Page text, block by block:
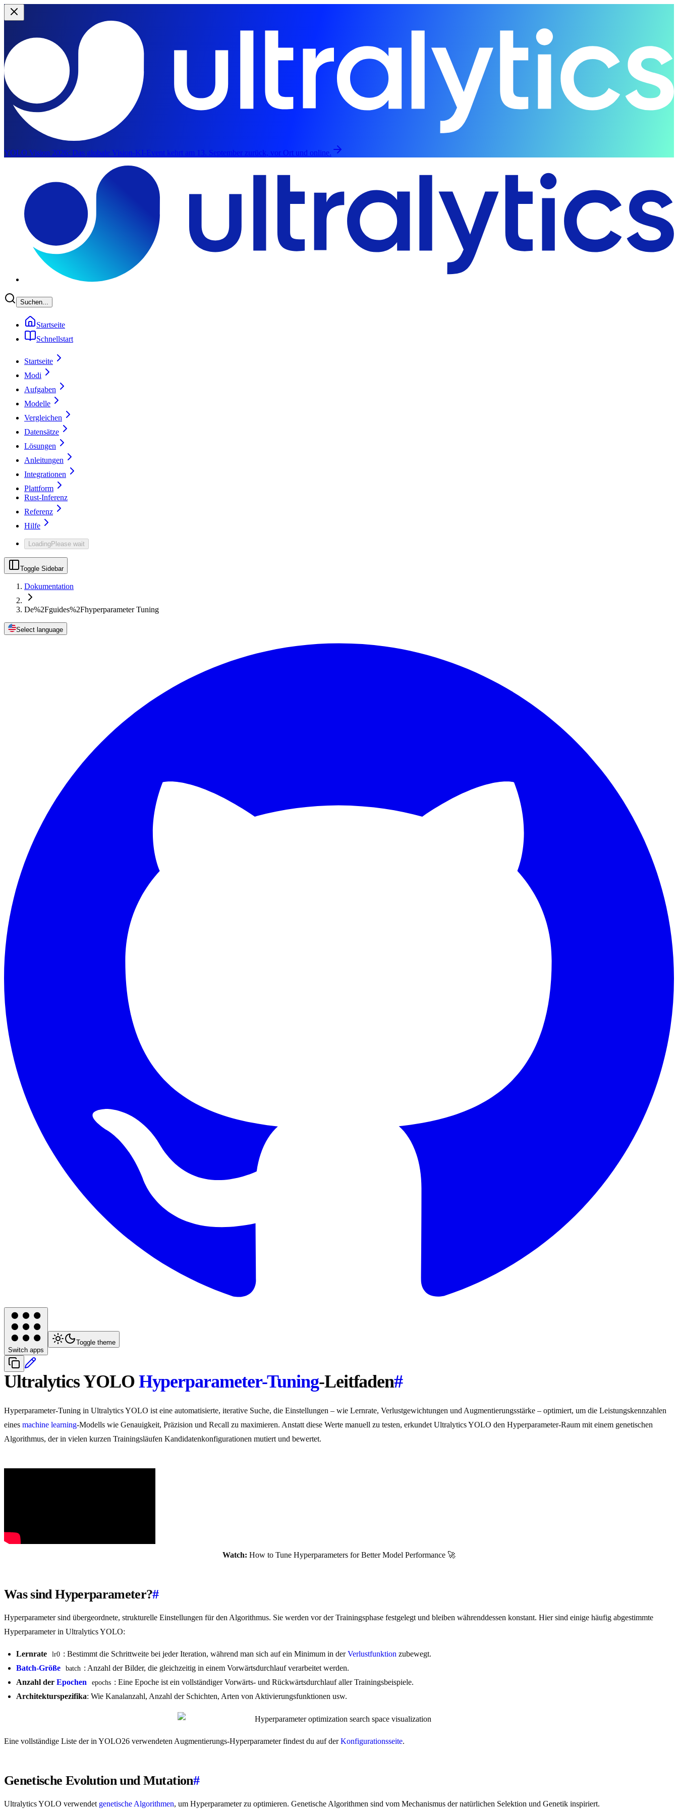
YOLO Vision 2026: Das globale Vision-KI-Event kehrt am 13. September zurück, vor Ort und online.
Suchen...
Startseite
Schnellstart
Startseite
Modi
Aufgaben
Modelle
Vergleichen
Datensätze
Lösungen
Anleitungen
Integrationen
Plattform
Rust-Inferenz
Referenz
Hilfe
LoadingPlease wait
Toggle Sidebar
Dokumentation
De%2Fguides%2Fhyperparameter Tuning
Select language
Switch apps
Toggle theme
Ultralytics YOLO Hyperparameter-Tuning-Leitfaden#
Hyperparameter-Tuning in Ultralytics YOLO ist eine automatisierte, iterative Suche, die Einstellungen – wie Lernrate, Verlustgewichtungen und Augmentierungsstärke – optimiert, um die Leistungskennzahlen
eines machine learning-Modells wie Genauigkeit, Präzision und Recall zu maximieren. Anstatt diese Werte manuell zu testen, erkundet Ultralytics YOLO den Hyperparameter-Raum mit einem genetischen
Algorithmus, der in vielen kurzen Trainingsläufen Kandidatenkonfigurationen mutiert und bewertet.
Watch: How to Tune Hyperparameters for Better Model Performance 🚀
Was sind Hyperparameter?#
Hyperparameter sind übergeordnete, strukturelle Einstellungen für den Algorithmus. Sie werden vor der Trainingsphase festgelegt und bleiben währenddessen konstant. Hier sind einige häufig abgestimmte
Hyperparameter in Ultralytics YOLO:
Lernrate lr0 : Bestimmt die Schrittweite bei jeder Iteration, während man sich auf ein Minimum in derVerlustfunktion zubewegt.
Batch-Größe
batch : Anzahl der Bilder, die gleichzeitig in einem Vorwärtsdurchlauf verarbeitet werden.
Anzahl der Epochen epochs : Eine Epoche ist ein vollständiger Vorwärts- und Rückwärtsdurchlauf aller Trainingsbeispiele.
Architekturspezifika: Wie Kanalanzahl, Anzahl der Schichten, Arten von Aktivierungsfunktionen usw.
Eine vollständige Liste der in YOLO26 verwendeten Augmentierungs-Hyperparameter findest du auf derKonfigurationsseite.
Genetische Evolution und Mutation#
Ultralytics YOLO verwendet genetische Algorithmen, um Hyperparameter zu optimieren. Genetische Algorithmen sind vom Mechanismus der natürlichen Selektion und Genetik inspiriert.